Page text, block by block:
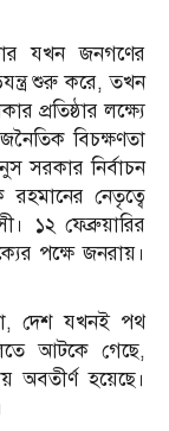
যখন জনগণের
শুরু করে, তখন
প্রতিষ্ঠার লক্ষ্যে
বিচক্ষণতা
সরকার নির্বাচন
নেতৃত্বে
১২ ফেব্রুয়ারির
পক্ষে জনরায়।
দেশ যখনই পথ
আটকে গেছে,
অবতীর্ণ হয়েছে।